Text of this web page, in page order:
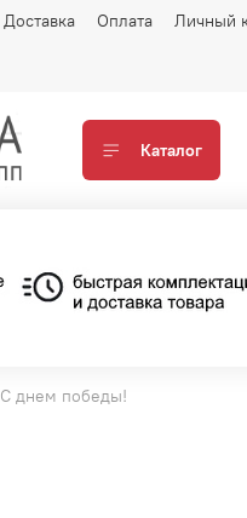
Доставка Оплата Личный
Каталог
С днем победы!